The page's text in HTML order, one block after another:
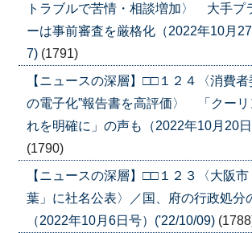
トラブルで苦情・相談増加〉 大手プ
ーは事前審査を厳格化（2022年10月
7) (1791)
【ニュースの深層】□□１２４〈消費
の電子化”報告書を高評価〉 「クーリ
れを明確に」の声も（2022年10月20
(1790)
【ニュースの深層】□□１２３〈大阪
葉」に社名公表〉／国、府の行政処分
（2022年10月6日号）('22/10/09)